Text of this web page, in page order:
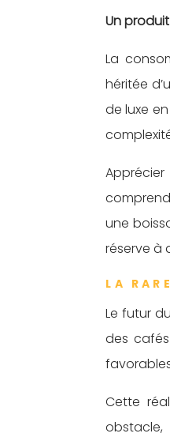
Un
La
héritée
de luxe
une
réserve à
LA
Le futur
des
Cette